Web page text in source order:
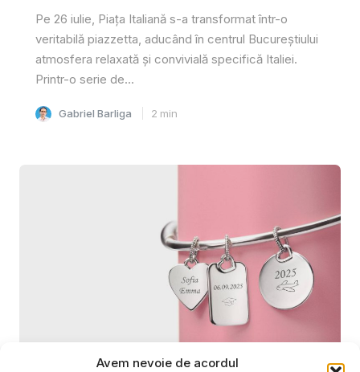
Avem nevoie de acordul
Pe 26 iulie, Piața Italiană s-a transformat într-o
veritabilă piazzetta, aducând în centrul Bucureștiului
atmosfera relaxată și convivială specifică Italiei.
Printr-o serie de...
Gabriel Barliga 2 min